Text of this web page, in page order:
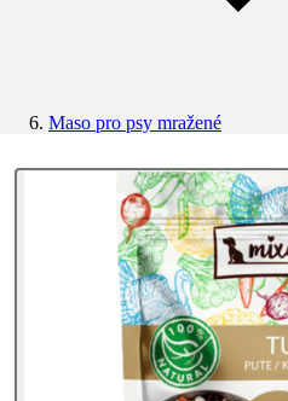
Maso pro psy mražené